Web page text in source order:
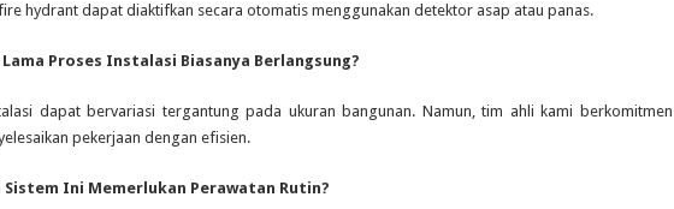
hydrant dapat diaktifkan secara otomatis menggunakan detektor asap atau panas.
Lama Proses Instalasi Biasanya Berlangsung?
dapat bervariasi tergantung pada ukuran bangunan. Namun, tim ahli kami berkomitmen
pekerjaan dengan efisien.
Sistem Ini Memerlukan Perawatan Rutin?